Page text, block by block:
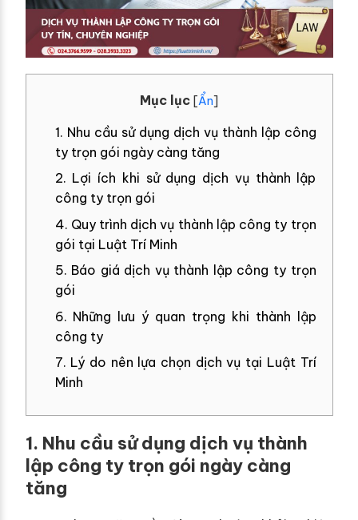
Mục lục [Ẩn]
1. Nhu cầu sử dụng dịch vụ thành lập công
ty trọn gói ngày càng tăng
2. Lợi ích khi sử dụng dịch vụ thành lập
công ty trọn gói
4. Quy trình dịch vụ thành lập công ty trọn
gói tại Luật Trí Minh
5. Báo giá dịch vụ thành lập công ty trọn
gói
6. Những lưu ý quan trọng khi thành lập
công ty
7. Lý do nên lựa chọn dịch vụ tại Luật Trí
Minh
1. Nhu cầu sử dụng dịch vụ thành
lập công ty trọn gói ngày càng
tăng